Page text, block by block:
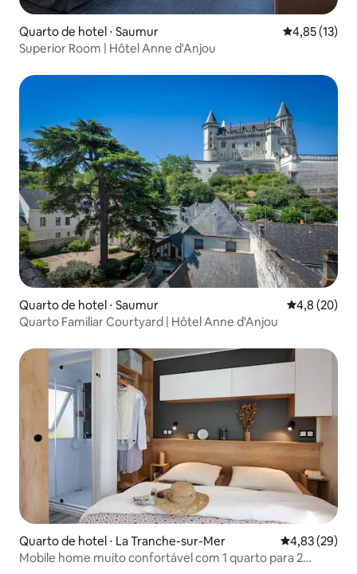
Quarto de hotel ⋅ Saumur 4,85 de uma
4,85 (13)
Superior Room | Hôtel Anne d'Anjou
Quarto de hotel ⋅ Saumur 4,8 de uma
4,8 (20)
Quarto Familiar Courtyard | Hôtel Anne d'Anjou
Quarto de hotel ⋅ La Tranche-sur-Mer 4,83 de uma
4,83 (29)
Mobile home muito confortável com 1 quarto para 2